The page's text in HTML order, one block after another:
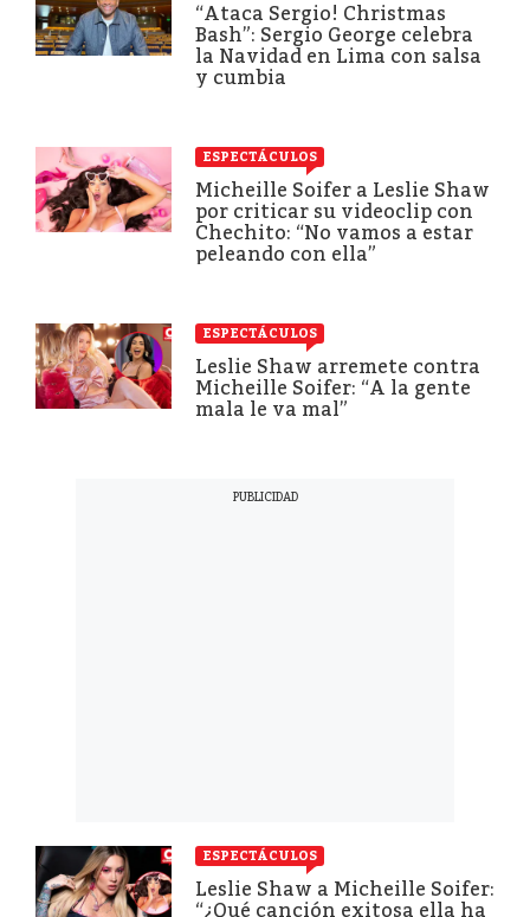
“Ataca Sergio! Christmas
Bash”: Sergio George celebra
la Navidad en Lima con salsa
y cumbia
ESPECTÁCULOS
Micheille Soifer a Leslie Shaw
por criticar su videoclip con
Chechito: “No vamos a estar
peleando con ella”
ESPECTÁCULOS
Leslie Shaw arremete contra
Micheille Soifer: “A la gente
mala le va mal”
ESPECTÁCULOS
Leslie Shaw a Micheille Soifer:
“¿Qué canción exitosa ella ha